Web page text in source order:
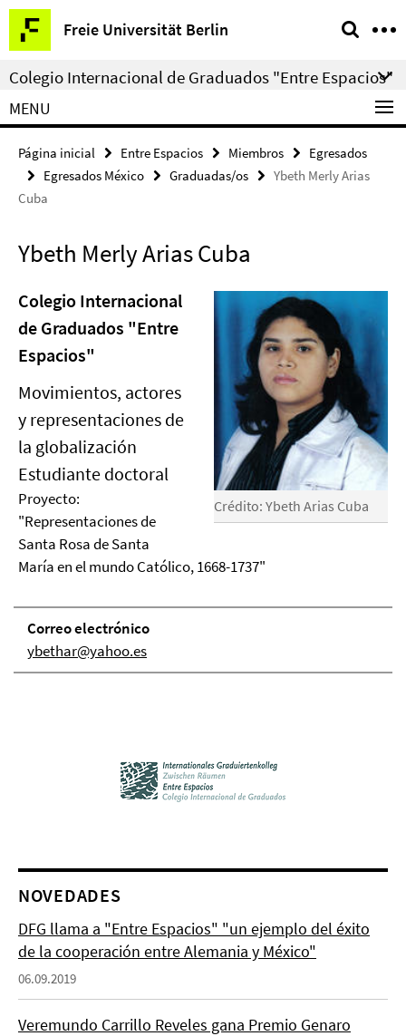
Springe
direkt
zu
Inhalt
Freie Universität Berlin
Herramientas
de
navegación
Colegio Internacional de Graduados "Entre Espacios"
MENU
Página inicial Entre Espacios Miembros
Egresados
Egresados México
Graduadas/os
Ybeth Merly Arias
Cuba
Ybeth Merly Arias Cuba
Crédito: Ybeth Arias Cuba
Colegio Internacional
de Graduados "Entre
Espacios"
Movimientos, actores
y representaciones de
la globalización
Estudiante doctoral
Proyecto:
"Representaciones de
Santa Rosa de Santa
María en el mundo Católico, 1668-1737"
Correo electrónico
ybethar@yahoo.es
NOVEDADES
DFG llama a "Entre Espacios" "un ejemplo del éxito
de la cooperación entre Alemania y México"
06.09.2019
Veremundo Carrillo Reveles gana Premio Genaro